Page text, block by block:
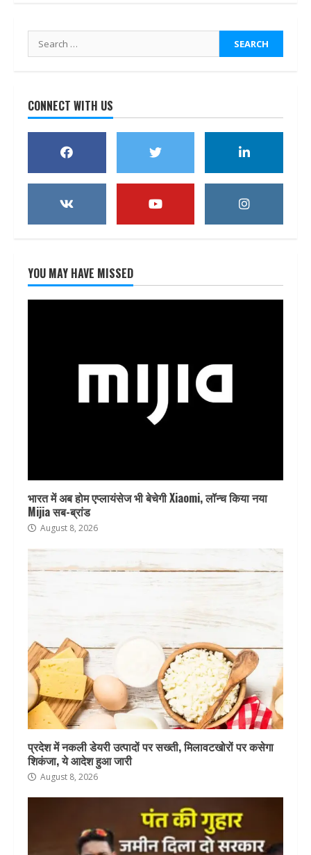
Search
for:
CONNECT WITH US
YOU MAY HAVE MISSED
भारत में अब होम एप्लायंसेज भी बेचेगी Xiaomi, लॉन्च किया नया
Mijia सब-ब्रांड
August 8, 2026
प्रदेश में नकली डेयरी उत्पादों पर सख्ती, मिलावटखोरों पर कसेगा
शिकंजा, ये आदेश हुआ जारी
August 8, 2026